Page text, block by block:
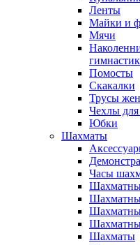
Ленты
Майки и
Мячи
Помосты
Скакалки
Трусы
Чехлы для
Юбки
Шахматы
Часы
Шахматы